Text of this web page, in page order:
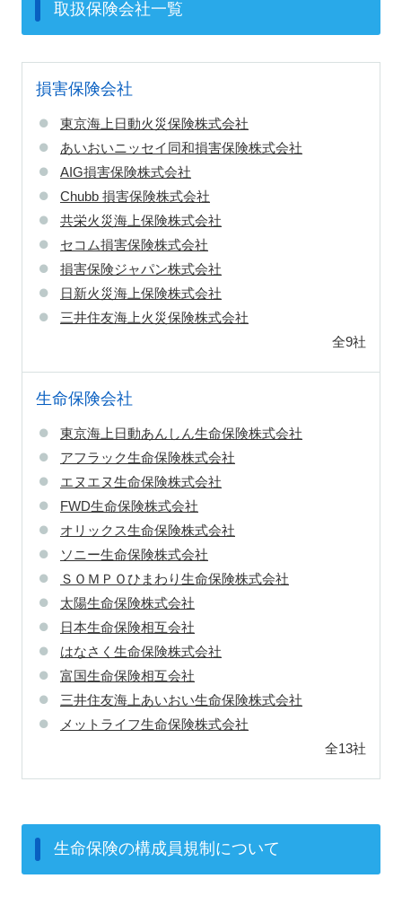
取扱保険会社一覧
損害保険会社
東京海上日動火災保険株式会社
あいおいニッセイ同和損害保険株式会社
AIG損害保険株式会社
Chubb 損害保険株式会社
共栄火災海上保険株式会社
セコム損害保険株式会社
損害保険ジャパン株式会社
日新火災海上保険株式会社
三井住友海上火災保険株式会社
全9社
生命保険会社
東京海上日動あんしん生命保険株式会社
アフラック生命保険株式会社
エヌエヌ生命保険株式会社
FWD生命保険株式会社
オリックス生命保険株式会社
ソニー生命保険株式会社
ＳＯＭＰＯひまわり生命保険株式会社
太陽生命保険株式会社
日本生命保険相互会社
はなさく生命保険株式会社
富国生命保険相互会社
三井住友海上あいおい生命保険株式会社
メットライフ生命保険株式会社
全13社
生命保険の構成員規制について